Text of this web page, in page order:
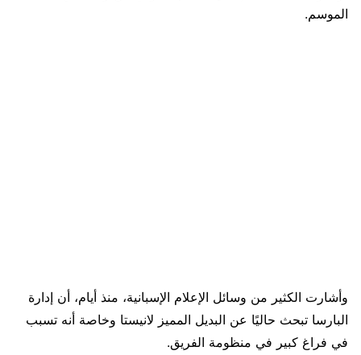
الموسم.
وأشارت الكثير من وسائل الإعلام الإسبانية، منذ أيام، أن إدارة
البارسا تبحث حاليًا عن البديل المميز لانيستا وخاصة أنه تسبب
في فراغ كبير في منظومة الفريق.